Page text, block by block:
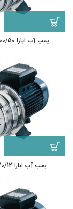
پمپ آب ابارا 2CDX 200/50
پمپ آب ابارا 2CDX 70/12